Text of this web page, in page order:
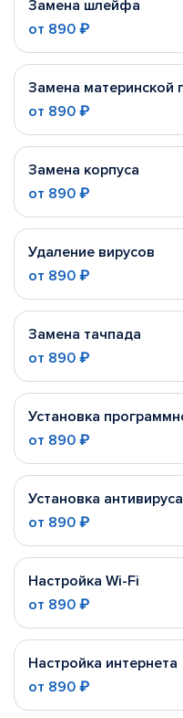
Замена шлейфа
от 890 ₽
Замена материнской
от 890 ₽
Замена корпуса
от 890 ₽
Удаление вирусов
от 890 ₽
Замена тачпада
от 890 ₽
Установка
от 890 ₽
Установка антивируса
от 890 ₽
Настройка Wi-Fi
от 890 ₽
Настройка интернета
от 890 ₽